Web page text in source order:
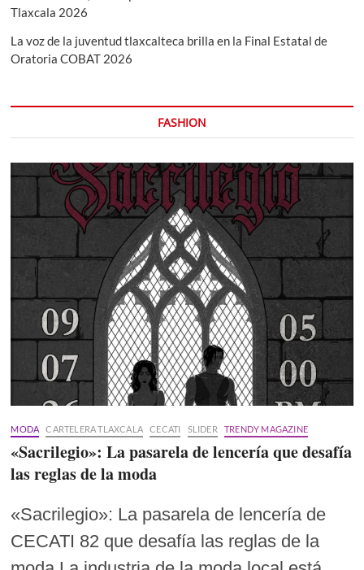
Tlaxcala 2026
La voz de la juventud tlaxcalteca brilla en la Final Estatal de
Oratoria COBAT 2026
FASHION
MODA CARTELERA TLAXCALA CECATI SLIDER TRENDY MAGAZINE
«Sacrilegio»: La pasarela de lencería que desafía
las reglas de la moda
«Sacrilegio»: La pasarela de lencería de
CECATI 82 que desafía las reglas de la